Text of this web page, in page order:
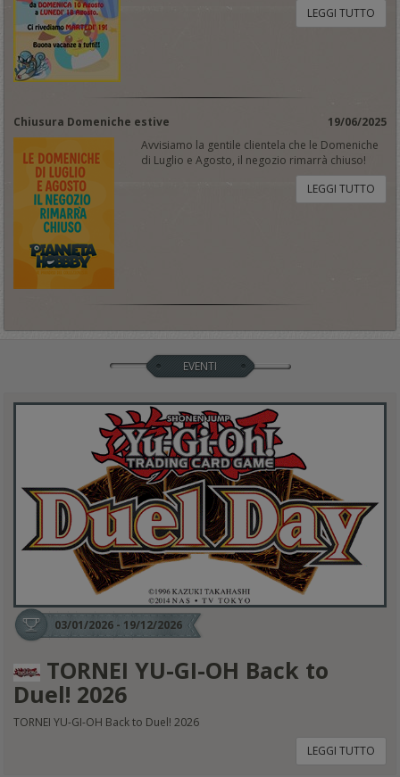
LEGGI TUTTO
Chiusura Domeniche estive
19/06/2025
Avvisiamo la gentile clientela che le Domeniche
di Luglio e Agosto, il negozio rimarrà chiuso!
LEGGI TUTTO
EVENTI
03/01/2026 - 19/12/2026
TORNEI YU-GI-OH Back to
Duel! 2026
TORNEI YU-GI-OH Back to Duel! 2026
LEGGI TUTTO